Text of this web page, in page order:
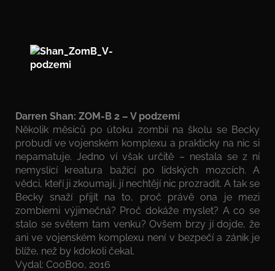
Darren Shan: ZOM-B 2 – V podzemí
Několik měsíců po útoku zombií na školu se Becky
probudí ve vojenském komplexu a prakticky na nic si
nepamatuje. Jedno ví však určitě – nestala se z ní
nemyslící kreatura bažící po lidských mozcích. A
vědci, kteří ji zkoumají, jí nechtějí nic prozradit. A tak se
Becky snaží přijít na to, proč právě ona je mezi
zombiemi výjimečná? Proč dokáže myslet? A co se
stalo se světem tam venku? Ovšem brzy jí dojde, že
ani ve vojenském komplexu není v bezpečí a zánik je
blíže, než by kdokoli čekal.
Vydal: CooBoo, 2016